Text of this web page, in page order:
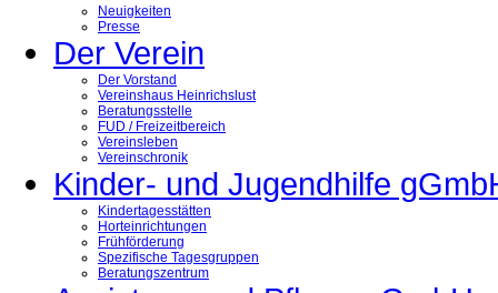
Neuigkeiten
Presse
Der Verein
Der Vorstand
Vereinshaus Heinrichslust
Beratungsstelle
FUD / Freizeitbereich
Vereinsleben
Vereinschronik
Kinder- und Jugendhilfe
Kindertagesstätten
Horteinrichtungen
Frühförderung
Spezifische Tagesgruppen
Beratungszentrum